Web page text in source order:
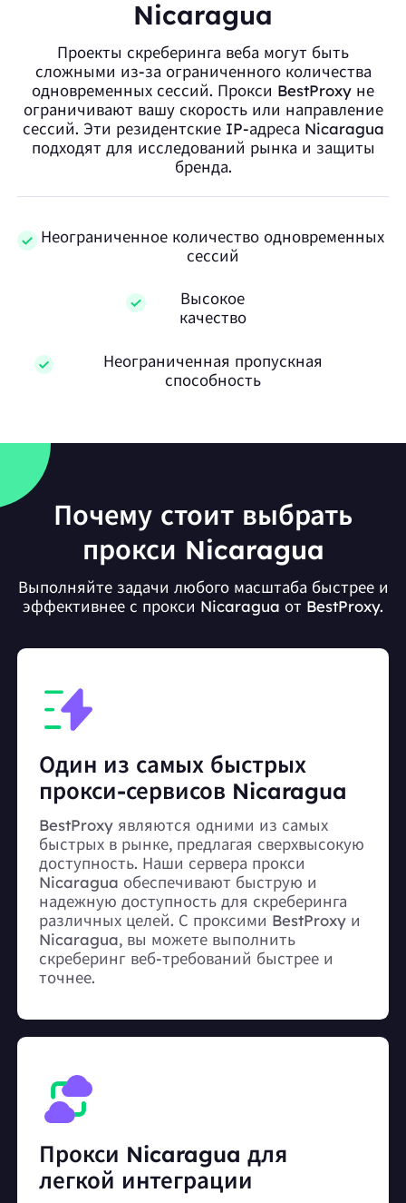
Nicaragua
Проекты скреберинга веба могут быть
сложными из-за ограниченного количества
одновременных сессий. Прокси BestProxy не
ограничивают вашу скорость или направление
сессий. Эти резидентские IP-адреса Nicaragua
подходят для исследований рынка и защиты
бренда.
Неограниченное количество одновременных
сессий
Высокое
качество
Неограниченная пропускная
способность
Почему стоит выбрать
прокси Nicaragua
Выполняйте задачи любого масштаба быстрее и
эффективнее с прокси Nicaragua от BestProxy.
Один из самых быстрых
прокси-сервисов Nicaragua
BestProxy являются одними из самых
быстрых в рынке, предлагая сверхвысокую
доступность. Наши сервера прокси
Nicaragua обеспечивают быструю и
надежную доступность для скреберинга
различных целей. С проксими BestProxy и
Nicaragua, вы можете выполнить
скреберинг веб-требований быстрее и
точнее.
Прокси Nicaragua для
легкой интеграции